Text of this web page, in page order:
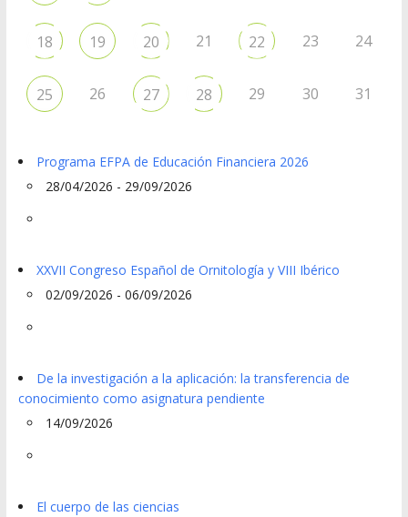
18 19 20 21 22 23 24
25 26 27 28 29 30 31
Programa EFPA de Educación Financiera 2026
28/04/2026 - 29/09/2026
XXVII Congreso Español de Ornitología y VIII Ibérico
02/09/2026 - 06/09/2026
De la investigación a la aplicación: la transferencia de
conocimiento como asignatura pendiente
14/09/2026
El cuerpo de las ciencias